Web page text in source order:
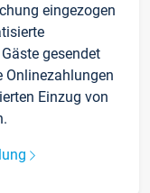
eingezogen
gesendet
Onlinezahlungen
Einzug von